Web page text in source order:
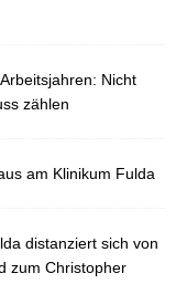
Nicht
zählen
am Klinikum Fulda
distanziert sich von
zum Christopher